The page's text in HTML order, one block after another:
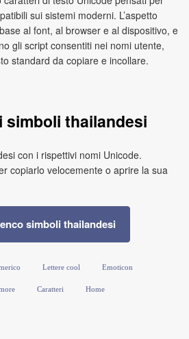
sui sistemi moderni. L’aspetto
al font, al browser e al dispositivo, e
gli script consentiti nei nomi utente,
standard da copiare e incollare.
simboli thailandesi
con i rispettivi nomi Unicode.
copiarlo velocemente o aprire la sua
simboli thailandesi
Lettere cool Emoticon
Caratteri Home